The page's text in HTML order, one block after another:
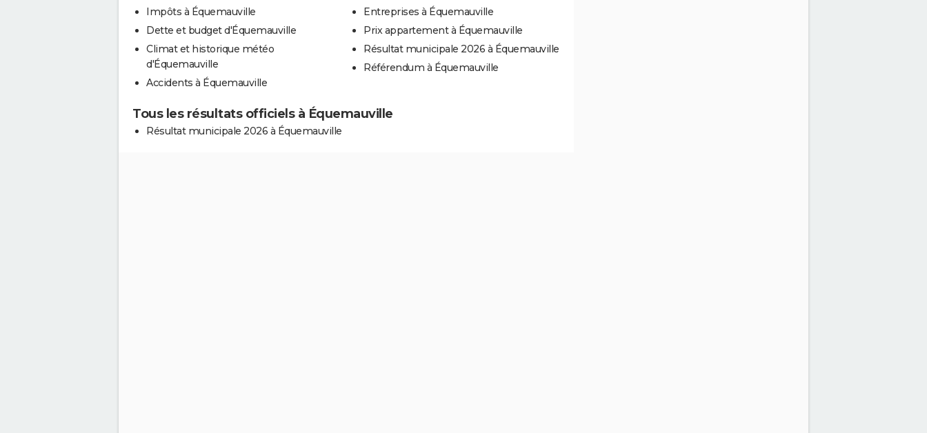
Impôts à Équemauville
Dette et budget d'Équemauville
Climat et historique météo
d'Équemauville
Accidents à Équemauville
Entreprises à Équemauville
Prix appartement à Équemauville
Résultat municipale 2026 à Équemauville
Référendum à Équemauville
Tous les résultats officiels à Équemauville
Résultat municipale 2026 à Équemauville